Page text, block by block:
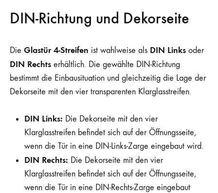
DIN-Richtung und Dekorseite
Die Glastür 4-Streifen ist wahlweise als DIN Links oder
DIN Rechts erhältlich. Die gewählte DIN-Richtung
bestimmt die Einbausituation und gleichzeitig die Lage der
Dekorseite mit den vier transparenten Klarglasstreifen.
DIN Links: Die Dekorseite mit den vier
Klarglasstreifen befindet sich auf der Öffnungsseite,
wenn die Tür in eine DIN-Links-Zarge eingebaut wird.
DIN Rechts: Die Dekorseite mit den vier
Klarglasstreifen befindet sich auf der Öffnungsseite,
wenn die Tür in eine DIN-Rechts-Zarge eingebaut